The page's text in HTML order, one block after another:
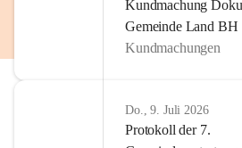
Kundmachung
Gemeinde Land BH
Kundmachungen
Do., 9. Juli 2026
Protokoll der 7.